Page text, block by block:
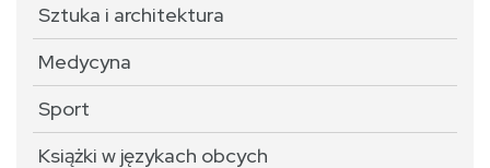
Sztuka i architektura
Medycyna
Sport
Książki w językach obcych